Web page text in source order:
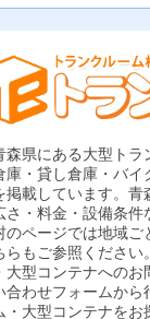
森県にある大型トラ
庫・貸し倉庫・バイ
掲載しています。青
・料金・設備条件
のページでは地域ご
らもご参照ください
大型コンテナへのお
合わせフォームから
・大型コンテナをお